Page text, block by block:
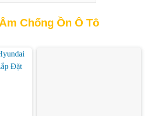
Chống Ồn Ô Tô